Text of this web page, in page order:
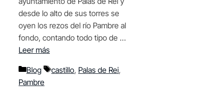
desde lo alto de sus torres se
oyen los rezos del río Pambre al
fondo, contando todo tipo de …
Leer más
Categorías
Blog Etiquetas
castillo, Palas de Rei,
Pambre